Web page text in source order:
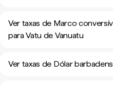
Ver taxas de Marco
para Vatu de Vanuatu
Ver taxas de Dólar